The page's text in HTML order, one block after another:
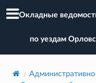
Окладные
по уездам